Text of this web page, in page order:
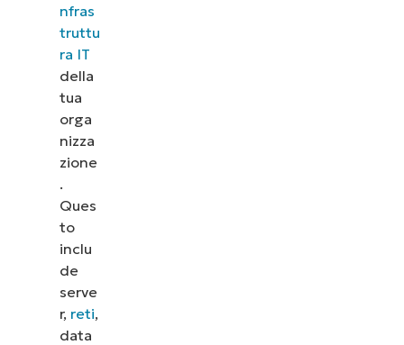
nfras
truttu
ra IT
della
tua
orga
nizza
zione
.
Ques
to
inclu
de
serve
r, reti,
data